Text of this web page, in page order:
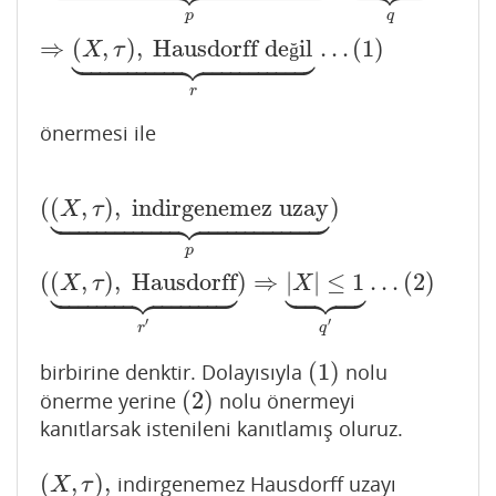
p q
⇒ (X, τ), Hausdorff değil
 

 
r
… (1)
önermesi ile
((X, τ), indirgenemez uzay
 

 
p
)
((X, τ), Hausdorff
 

 
r′
) ⇒ |X| ≤ 1
 

 
q′
… (2)
(( X,τ), indirgenemez uzay⏟ p)((X,τ)
birbirine denktir. Dolayısıyla (1)
(1)
nolu
önerme yerine (2)
(2)
nolu önermeyi
kanıtlarsak istenileni kanıtlamış oluruz.
(X, τ),
(X,τ)
indirgenemez Hausdorff uzayı